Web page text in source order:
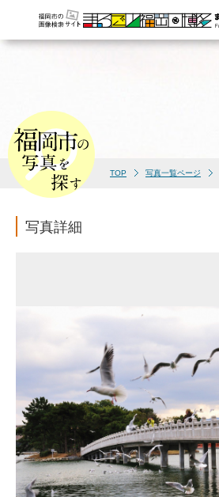
TOP 写真一覧ページ
写真詳細